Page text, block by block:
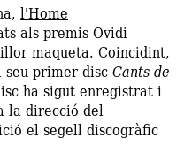
l'Home
als premis Ovidi
maqueta. Coincidint,
primer discCants de
ha sigut enregistrat i
la direcció del
el segell discogràfic